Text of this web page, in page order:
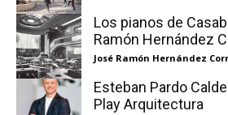
Los pianos de
Ramón Hernández
José Ramón Hernández
Esteban Pardo
Play Arquitectura